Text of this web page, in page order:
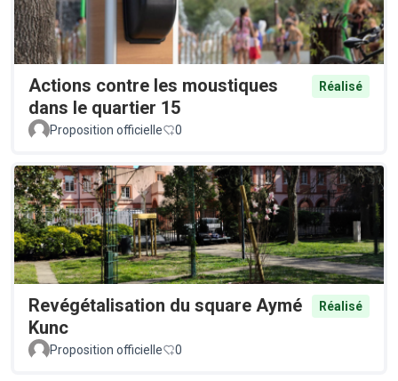
Actions contre les moustiques
dans le quartier 15
Réalisé
Proposition officielle 0
Revégétalisation du square Aymé
Kunc
Réalisé
Proposition officielle 0